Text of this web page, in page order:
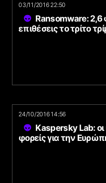
03/11/2016 22:50
Ransomware: 2,6
επιθέσεις το τρίτο
24/10/2016 14:56
Kaspersky Lab: οι
φορείς για την